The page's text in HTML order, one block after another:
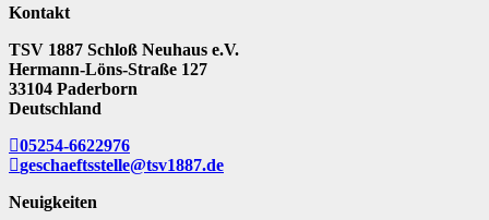
Kontakt
TSV 1887 Schloß Neuhaus e.V.
Hermann-Löns-Straße 127
33104 Paderborn
Deutschland
05254-6622976
geschaeftsstelle@tsv1887.de
Neuigkeiten